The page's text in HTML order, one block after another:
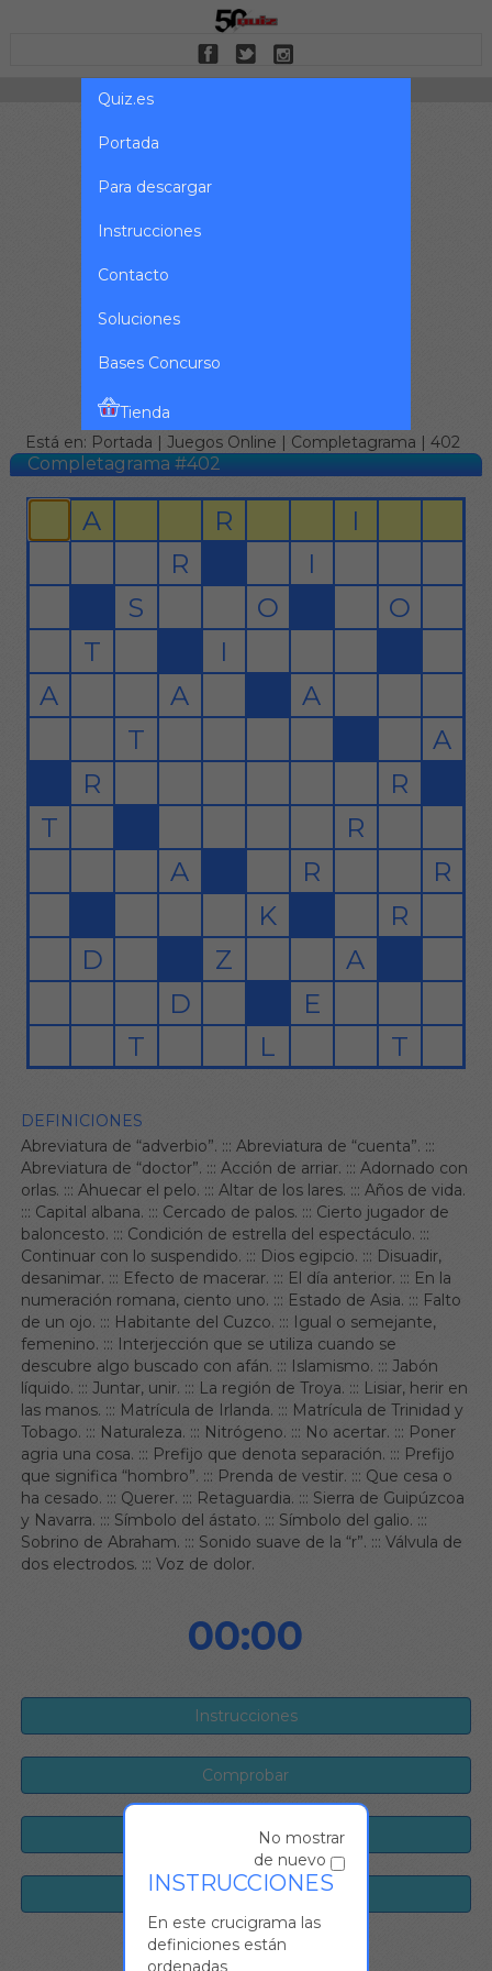
Quiz.es
Portada
Para descargar
Instrucciones
Contacto
Soluciones
Bases Concurso
Tienda
Está en: Portada | Juegos Online | Completagrama | 402
Completagrama #402
DEFINICIONES
Abreviatura de “adverbio”. ::: Abreviatura de “cuenta”. :::
Abreviatura de “doctor”. ::: Acción de arriar. ::: Adornado con
orlas. ::: Ahuecar el pelo. ::: Altar de los lares. ::: Años de vida.
::: Capital albana. ::: Cercado de palos. ::: Cierto jugador de
baloncesto. ::: Condición de estrella del espectáculo. :::
Continuar con lo suspendido. ::: Dios egipcio. ::: Disuadir,
desanimar. ::: Efecto de macerar. ::: El día anterior. ::: En la
numeración romana, ciento uno. ::: Estado de Asia. ::: Falto
de un ojo. ::: Habitante del Cuzco. ::: Igual o semejante,
femenino. ::: Interjección que se utiliza cuando se
descubre algo buscado con afán. ::: Islamismo. ::: Jabón
líquido. ::: Juntar, unir. ::: La región de Troya. ::: Lisiar, herir en
las manos. ::: Matrícula de Irlanda. ::: Matrícula de Trinidad y
Tobago. ::: Naturaleza. ::: Nitrógeno. ::: No acertar. ::: Poner
agria una cosa. ::: Prefijo que denota separación. ::: Prefijo
que significa “hombro”. ::: Prenda de vestir. ::: Que cesa o
ha cesado. ::: Querer. ::: Retaguardia. ::: Sierra de Guipúzcoa
y Navarra. ::: Símbolo del ástato. ::: Símbolo del galio. :::
Sobrino de Abraham. ::: Sonido suave de la “r”. ::: Válvula de
dos electrodos. ::: Voz de dolor.
00:00
No mostrar
de nuevo
INSTRUCCIONES
En este crucigrama las
definiciones están
ordenadas